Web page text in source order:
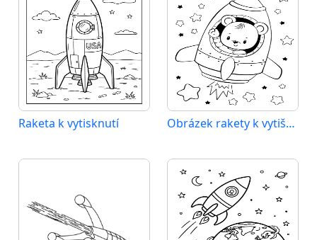
Raketa k vytisknutí Obrázek rakety k vytištění